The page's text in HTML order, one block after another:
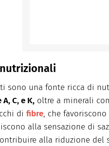
sono una fonte ricca di
C, e K, oltre a minerali
di fibre, che
alla sensazione di
alla riduzione del